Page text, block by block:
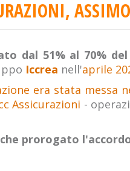
dal 51% al 70%
Iccrea nell'aprile
era stata messa
Assicurazioni -
prorogato